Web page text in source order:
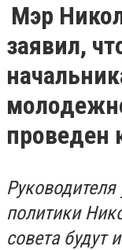
Мэр
заявил,
проведен
политики
совета будут